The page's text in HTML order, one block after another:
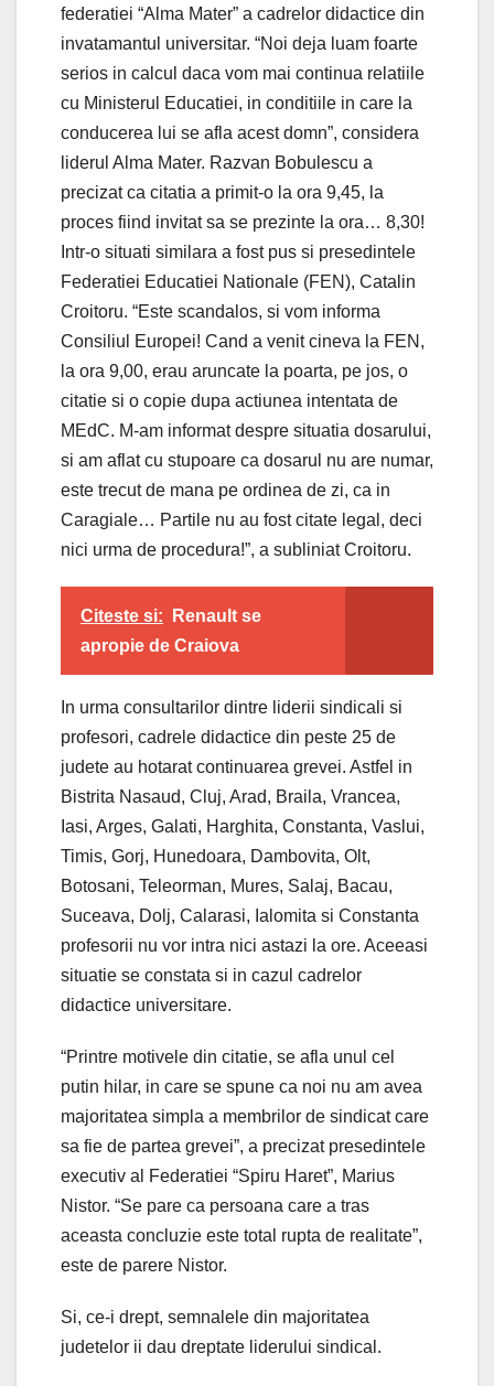
federatiei “Alma Mater” a cadrelor didactice din
invatamantul universitar. “Noi deja luam foarte
serios in calcul daca vom mai continua relatiile
cu Ministerul Educatiei, in conditiile in care la
conducerea lui se afla acest domn”, considera
liderul Alma Mater. Razvan Bobulescu a
precizat ca citatia a primit-o la ora 9,45, la
proces fiind invitat sa se prezinte la ora… 8,30!
Intr-o situati similara a fost pus si presedintele
Federatiei Educatiei Nationale (FEN), Catalin
Croitoru. “Este scandalos, si vom informa
Consiliul Europei! Cand a venit cineva la FEN,
la ora 9,00, erau aruncate la poarta, pe jos, o
citatie si o copie dupa actiunea intentata de
MEdC. M-am informat despre situatia dosarului,
si am aflat cu stupoare ca dosarul nu are numar,
este trecut de mana pe ordinea de zi, ca in
Caragiale… Partile nu au fost citate legal, deci
nici urma de procedura!”, a subliniat Croitoru.
Citeste si:
Renault se
apropie de Craiova
In urma consultarilor dintre liderii sindicali si
profesori, cadrele didactice din peste 25 de
judete au hotarat continuarea grevei. Astfel in
Bistrita Nasaud, Cluj, Arad, Braila, Vrancea,
Iasi, Arges, Galati, Harghita, Constanta, Vaslui,
Timis, Gorj, Hunedoara, Dambovita, Olt,
Botosani, Teleorman, Mures, Salaj, Bacau,
Suceava, Dolj, Calarasi, Ialomita si Constanta
profesorii nu vor intra nici astazi la ore. Aceeasi
situatie se constata si in cazul cadrelor
didactice universitare.
“Printre motivele din citatie, se afla unul cel
putin hilar, in care se spune ca noi nu am avea
majoritatea simpla a membrilor de sindicat care
sa fie de partea grevei”, a precizat presedintele
executiv al Federatiei “Spiru Haret”, Marius
Nistor. “Se pare ca persoana care a tras
aceasta concluzie este total rupta de realitate”,
este de parere Nistor.
Si, ce-i drept, semnalele din majoritatea
judetelor ii dau dreptate liderului sindical.